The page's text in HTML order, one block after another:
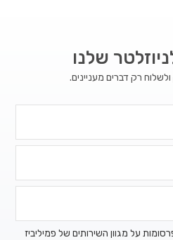
שלנו
רק דברים מעניינים.
על מגוון השירותים של פמיליביז